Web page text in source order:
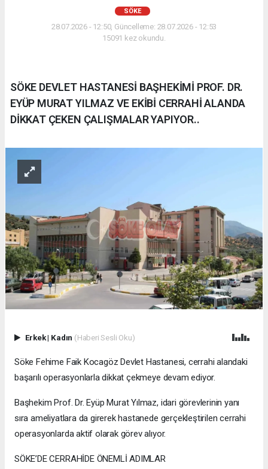
SÖKE
28.07.2026 - 12:50, Güncelleme: 28.07.2026 - 12:53
15091 kez okundu.
SÖKE DEVLET HASTANESİ BAŞHEKİMİ PROF. DR.
EYÜP MURAT YILMAZ VE EKİBİ CERRAHİ ALANDA
DİKKAT ÇEKEN ÇALIŞMALAR YAPIYOR..
Erkek| Kadın (Haberi Sesli Oku)
Söke Fehime Faik Kocagöz Devlet Hastanesi, cerrahi alandaki
başarılı operasyonlarla dikkat çekmeye devam ediyor.
Başhekim Prof. Dr. Eyüp Murat Yılmaz, idari görevlerinin yanı
sıra ameliyatlara da girerek hastanede gerçekleştirilen cerrahi
operasyonlarda aktif olarak görev alıyor.
SÖKE’DE CERRAHİDE ÖNEMLİ ADIMLAR